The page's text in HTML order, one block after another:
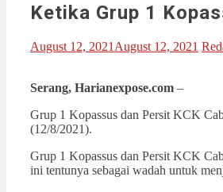
Ketika Grup 1
August 12, 2021 August 12, 2021
Serang, Harianexpose.com –
Grup 1 Kopassus dan Persit KCK
(12/8/2021).
Grup 1 Kopassus dan Persit KCK
ini tentunya sebagai wadah untuk